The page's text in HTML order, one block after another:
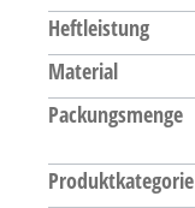
Heftleistung
Material
Packungsmenge
Produktkategorie